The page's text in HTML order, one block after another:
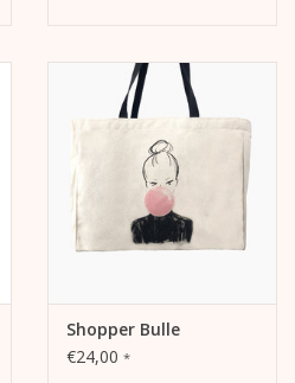
Shopper Bulle
€24,00 *